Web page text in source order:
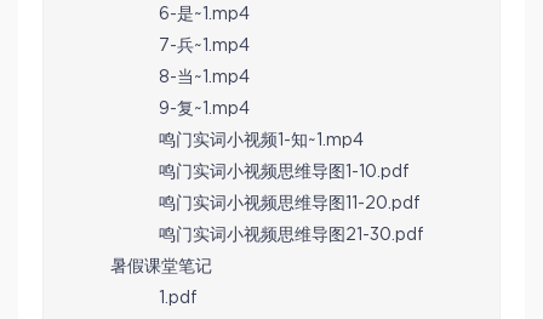
6-是~1.mp4
7-兵~1.mp4
8-当~1.mp4
9-复~1.mp4
鸣门实词小视频1-知~1.mp4
鸣门实词小视频思维导图1-10.pdf
鸣门实词小视频思维导图11-20.pdf
鸣门实词小视频思维导图21-30.pdf
暑假课堂笔记
1.pdf